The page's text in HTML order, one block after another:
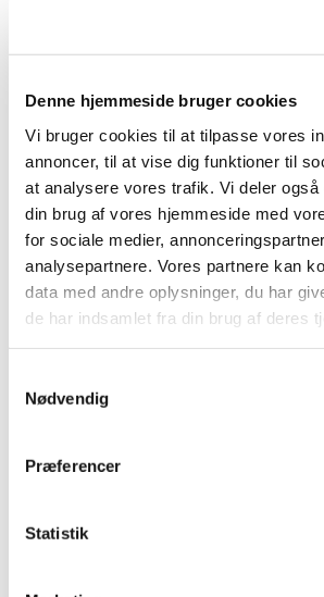
Denne hjemmeside bruger cookies
Vi bruger cookies til at tilpasse vores
annoncer, til at vise dig funktioner til
at analysere vores trafik. Vi deler også
din brug af vores hjemmeside med
for sociale medier,
analysepartnere. Vores partnere kan
data med andre oplysninger, du har
de har indsamlet fra din brug af deres
Nødvendig
Præferencer
Statistik
Børnekirken er for alle børn.
onkler og tanter er også meget
I Børnekirken taler vi om Bibelens
og drikke.
Vi er med til første del af
samlet flok, inden prædikenen starter.
Børnekirken ledes af børne- og
Katrine og en gruppe frivillige